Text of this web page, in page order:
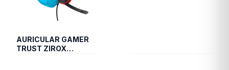
AURICULAR GAMER
TRUST ZIROX